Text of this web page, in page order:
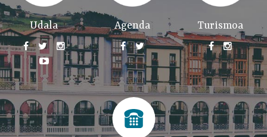
Udala
 


Agenda
 
Turismoa
 